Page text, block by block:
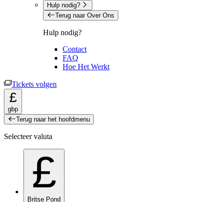
Hulp nodig?
Terug naar Over Ons
Hulp nodig?
Contact
FAQ
Hoe Het Werkt
Tickets volgen
£
gbp
Terug naar het hoofdmenu
Selecteer valuta
£
Britse Pond